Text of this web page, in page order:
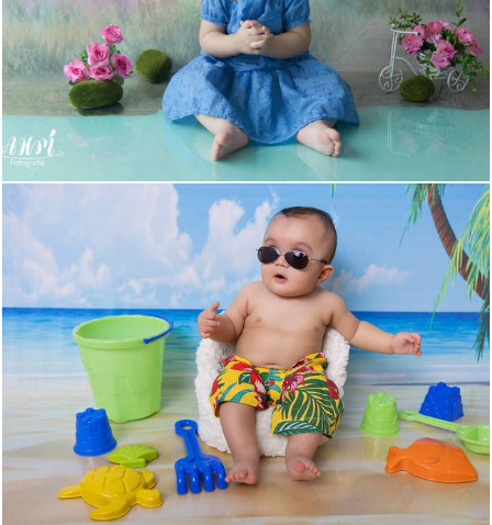
825 2
306 0